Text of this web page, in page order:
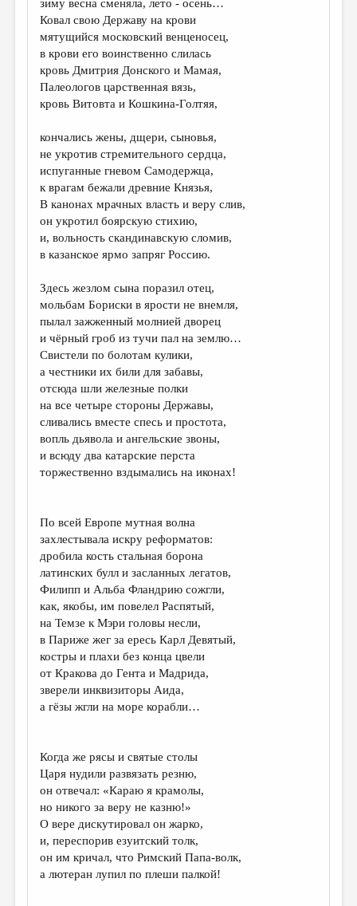
зиму весна сменяла, лето - осень…
Ковал свою Державу на крови
мятущийся московский венценосец,
в крови его воинственно слилась
кровь Дмитрия Донского и Мамая,
Палеологов царственная вязь,
кровь Витовта и Кошкина-Голтяя,
кончались жены, дщери, сыновья,
не укротив стремительного сердца,
испуганные гневом Самодержца,
к врагам бежали древние Князья,
В канонах мрачных власть и веру слив,
он укротил боярскую стихию,
и, вольность скандинавскую сломив,
в казанское ярмо запряг Россию.
Здесь жезлом сына поразил отец,
мольбам Бориски в ярости не внемля,
пылал зажженный молнией дворец
и чёрный гроб из тучи пал на землю…
Свистели по болотам кулики,
а честники их били для забавы,
отсюда шли железные полки
на все четыре стороны Державы,
сливались вместе спесь и простота,
вопль дьявола и ангельские звоны,
и всюду два катарские перста
торжественно вздымались на иконах!
По всей Европе мутная волна
захлестывала искру реформатов:
дробила кость стальная борона
латинских булл и засланных легатов,
Филипп и Альба Фландрию сожгли,
как, якобы, им повелел Распятый,
на Темзе к Мэри головы несли,
в Париже жег за ересь Карл Девятый,
костры и плахи без конца цвели
от Кракова до Гента и Мадрида,
зверели инквизиторы Аида,
а гёзы жгли на море корабли…
Когда же рясы и святые столы
Царя нудили развязать резню,
он отвечал: «Караю я крамолы,
но никого за веру не казню!»
О вере дискутировал он жарко,
и, переспорив езуитский толк,
он им кричал, что Римский Папа-волк,
а лютеран лупил по плеши палкой!